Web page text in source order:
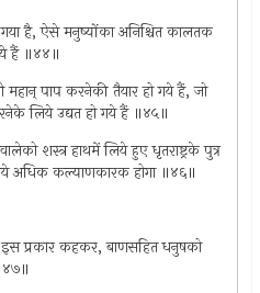
है, ऐसे मनुष्योंका अनिश्चित कालतक
हैं ॥४४॥
पाप करनेकी तैयार हो गये हैं, जो
लिये उद्यत हो गये हैं ॥४५॥
शस्त्र हाथमें लिये हुए धृतराष्ट्रके पुत्र
अधिक कल्याणकारक होगा ॥४६॥
इस प्रकार कहकर, बाणसहित धनुषको